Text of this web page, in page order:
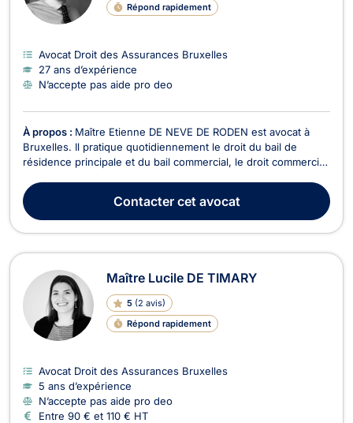
Répond rapidement
Avocat Droit des Assurances Bruxelles
27 ans d’expérience
N’accepte pas aide pro deo
À propos : Maître Etienne DE NEVE DE RODEN est avocat à
Bruxelles. Il pratique quotidiennement le droit du bail de
résidence principale et du bail commercial, le droit commercial,
le droit du roulage et de la réparation du préjudice corporel.
Conseillant tant les partic...
Contactercet avocat
Maître Lucile DE TIMARY
5 (2 avis)
Répond rapidement
Avocat Droit des Assurances Bruxelles
5 ans d’expérience
N’accepte pas aide pro deo
Entre 90 € et 110 € HT